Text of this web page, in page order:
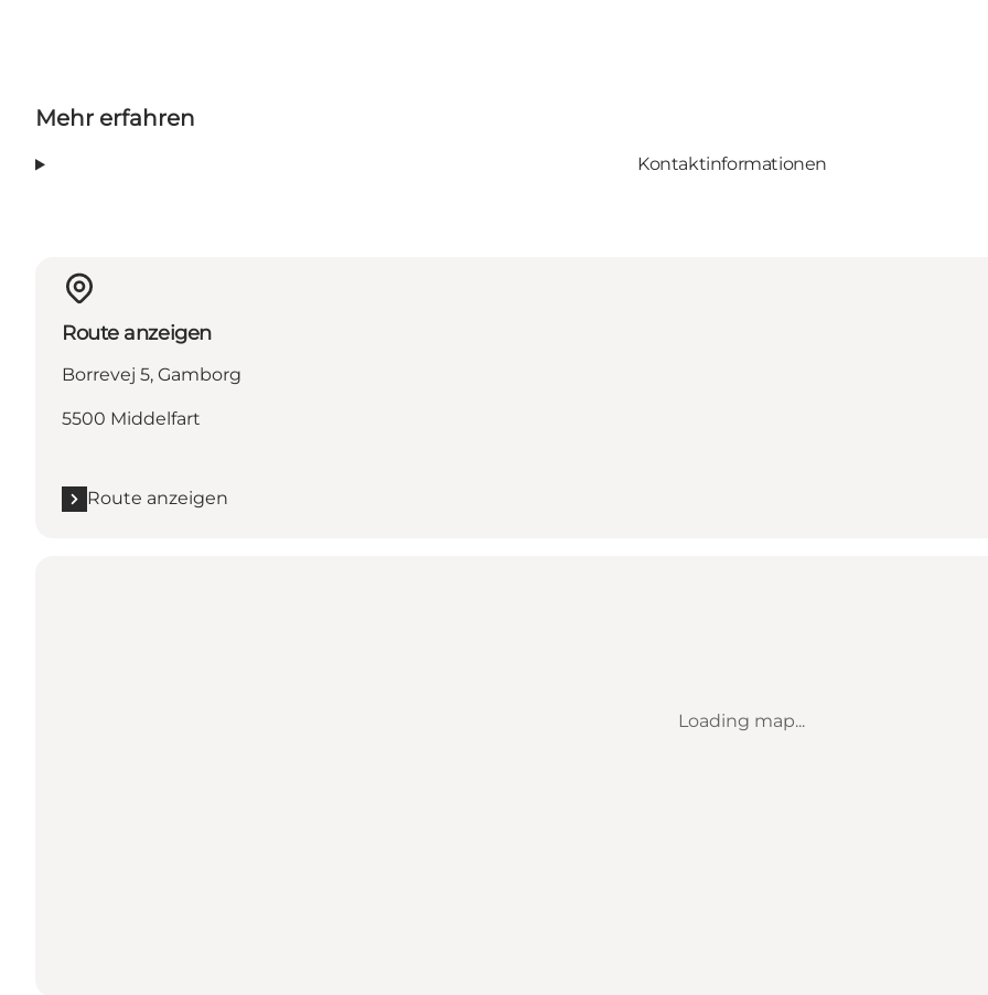
Mehr erfahren
Kontaktinformationen
Route anzeigen
Borrevej 5, Gamborg
5500 Middelfart
Route anzeigen
Loading map...